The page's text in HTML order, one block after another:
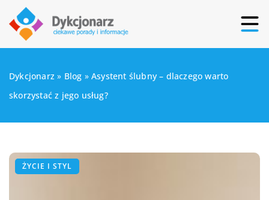
Dykcjonarz » Blog »Asystent ślubny – dlaczego warto
skorzystać z jego usług?
ŻYCIE I STYL